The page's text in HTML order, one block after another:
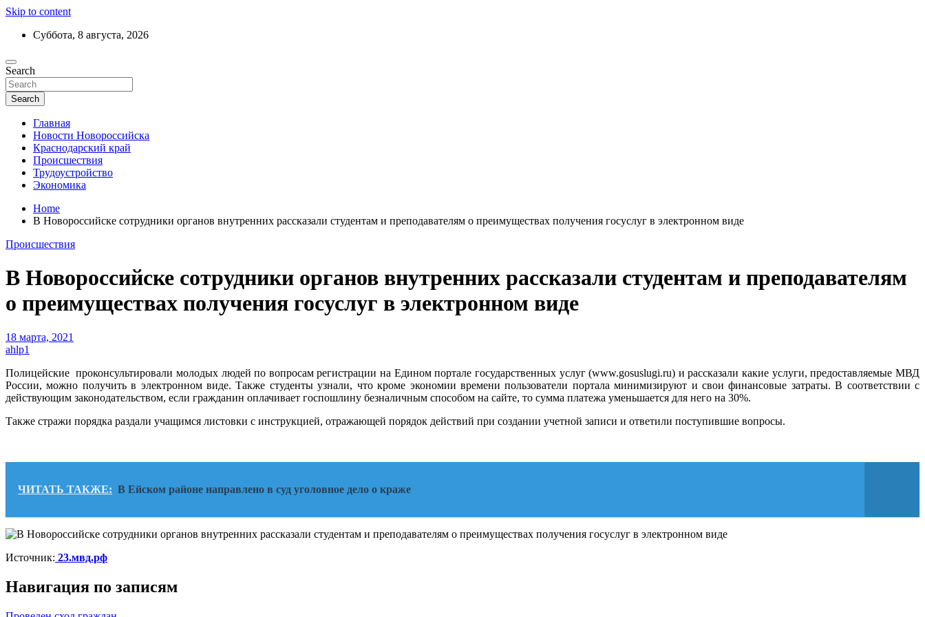
Skip to content
Суббота, 8 августа, 2026
Актуальные новости Новороссийска и Краснодарского края
Ежедневный дайджест событий региона
Search
Search
Главная
Новости Новороссийска
Краснодарский край
Происшествия
Трудоустройство
Экономика
Home
В Новороссийске сотрудники органов внутренних рассказали студентам и преподавателям о преимуществах получения госуслуг в электронном виде
Происшествия
В Новороссийске сотрудники органов внутренних рассказали студентам и преподавателям
о преимуществах получения госуслуг в электронном виде
18 марта, 2021
ahlp1
Полицейские проконсультировали молодых людей по вопросам регистрации на Едином портале государственных услуг (www.gosuslugi.ru) и рассказали какие услуги, предоставляемые МВД
России, можно получить в электронном виде. Также студенты узнали, что кроме экономии времени пользователи портала минимизируют и свои финансовые затраты. В соответствии с
действующим законодательством, если гражданин оплачивает госпошлину безналичным способом на сайте, то сумма платежа уменьшается для него на 30%.
Также стражи порядка раздали учащимся листовки с инструкцией, отражающей порядок действий при создании учетной записи и ответили поступившие вопросы.
ЧИТАТЬ ТАКЖЕ: В Ейском районе направлено в суд уголовное дело о краже
Источник: 23.мвд.рф
Навигация по записям